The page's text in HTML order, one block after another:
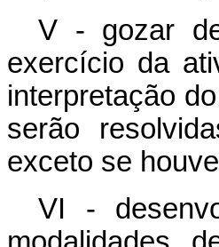
V - gozar
exercício da
interpretação
serão
exceto se
VI -